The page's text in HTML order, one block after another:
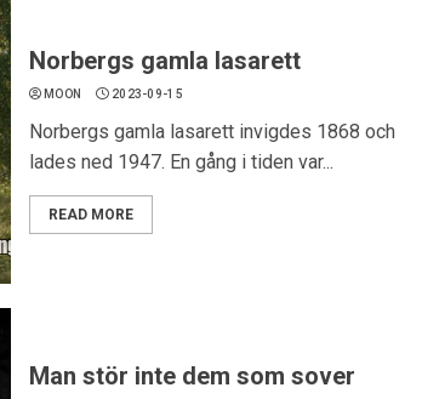
Norbergs gamla lasarett
MOON 2023-09-15
Norbergs gamla lasarett invigdes 1868 och
lades ned 1947. En gång i tiden var...
READ MORE
Man stör inte dem som sover